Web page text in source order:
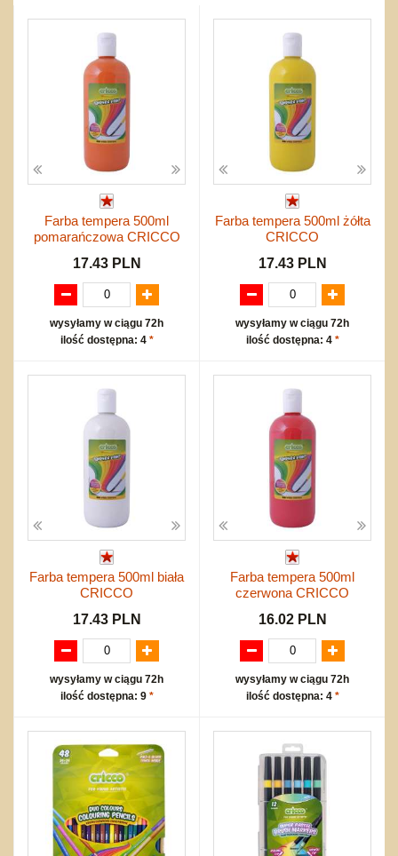
Okolicznościowe i świąteczne
Dźwiekowe
Bajkowe
Karuzelki
Maty do zabawy
Do rozkręcania
Pojazdy
do siatkówki
do koszykówki
Wyprzedaż
Zakupy hurtowe
Koszty przesyłki
Regulamin
Kontakt
Mapa produktów
Farba tempera 500ml
pomarańczowa CRICCO
17.43 PLN
wysyłamy w ciągu 72h
ilość dostępna: 4 *
Farba tempera 500ml żółta
CRICCO
17.43 PLN
wysyłamy w ciągu 72h
ilość dostępna: 4 *
Farba tempera 500ml biała
CRICCO
17.43 PLN
wysyłamy w ciągu 72h
ilość dostępna: 9 *
Farba tempera 500ml
czerwona CRICCO
16.02 PLN
wysyłamy w ciągu 72h
ilość dostępna: 4 *